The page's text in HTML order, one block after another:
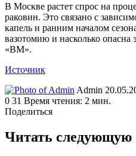
В Москве растет спрос на
раковин. Это связано с
капель и ранним началом
вазотомию и насколько
«ВМ».
Источник
Admin Send
an
0 31 Время чтения: 2 мин.
Поделиться
через
электронную
Читать следующую